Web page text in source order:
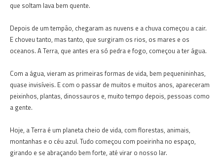
que soltam lava bem quente.
Depois de um tempão, chegaram as nuvens e a chuva começou a cair.
E choveu tanto, mas tanto, que surgiram os rios, os mares e os
oceanos. A Terra, que antes era só pedra e fogo, começou a ter água.
Com a água, vieram as primeiras formas de vida, bem pequenininhas,
quase invisíveis. E com o passar de muitos e muitos anos, apareceram
peixinhos, plantas, dinossauros e, muito tempo depois, pessoas como
a gente.
Hoje, a Terra é um planeta cheio de vida, com florestas, animais,
montanhas e o céu azul. Tudo começou com poeirinha no espaço,
girando e se abraçando bem forte, até virar o nosso lar.